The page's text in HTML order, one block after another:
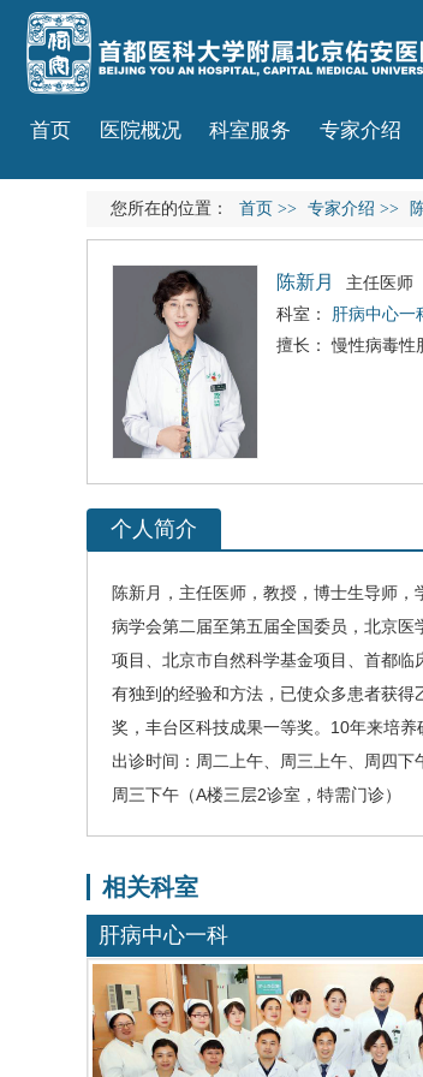
首页 医院概况 科室服务 专家介绍
您所在的位置： 首页 >> 专家介绍 >>
陈新月
主任医师
科室：
肝病中心一
擅长： 慢性病毒性
个人简介
陈新月 ， 主任医师，教授，博士生导师，
病学会第二届至第五届全国委员，北京
项目、北京市自然科学基金项目、首都
有独到的经验和方法，已使众多患者获得
奖，丰台区科技成果一等奖。 10年来培养
出诊时间：周二上午、周三上午、周四下
周三下午（A楼三层2诊室，特需门诊）
相关科室
肝病中心一科